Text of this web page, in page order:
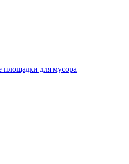
площадки для мусора